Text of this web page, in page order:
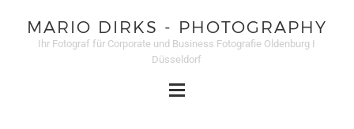
MARIO DIRKS - PHOTOGRAPHY
Ihr Fotograf für Corporate und Business Fotografie Oldenburg I
Düsseldorf